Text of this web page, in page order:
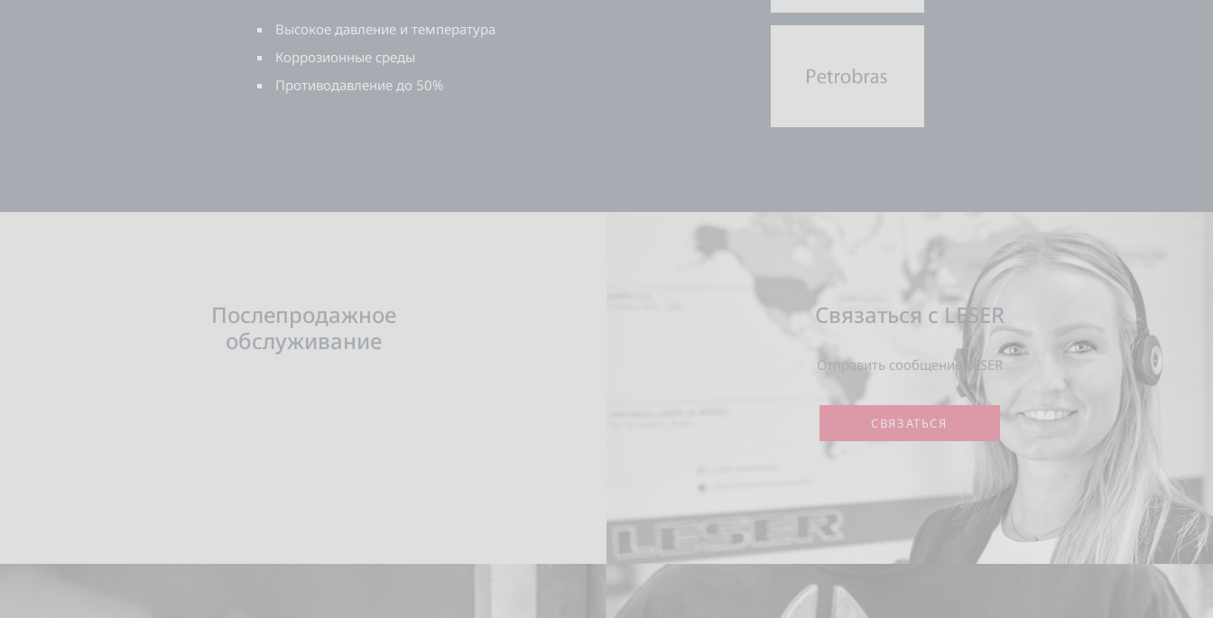
Высокое давление и температура
Коррозионные среды
Противодавление до 50%
Послепродажное
обслуживание
Связаться с LESER
Отправить сообщение LESER
СВЯЗАТЬСЯ